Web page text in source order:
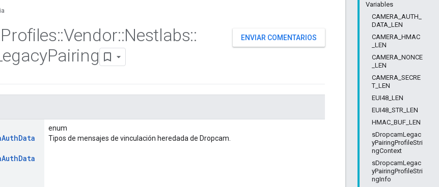
Variables
CAMERA_AUTH_
DATA_LEN
CAMERA_HMAC
_LEN
CAMERA_NONCE
_LEN
CAMERA_SECRE
T_LEN
EUI48_LEN
EUI48_STR_LEN
HMAC_BUF_LEN
sDropcamLegac
yPairingProfileStri
ngContext
sDropcamLegac
yPairingProfileStri
ngInfo
ENVIAR COMENTARIOS
Profiles::Vendor::Nestlabs::
Pairing
AuthData
AuthData
enum
Tipos de mensajes de vinculación heredada de Dropcam.